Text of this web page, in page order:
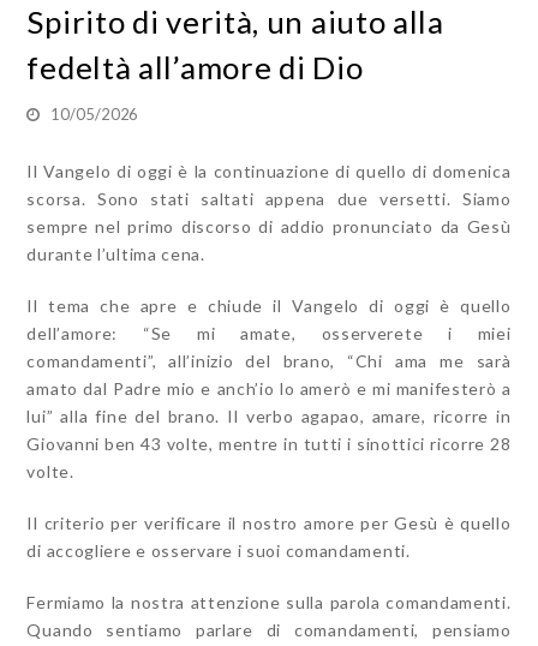
Spirito di verità, un aiuto alla
fedeltà all’amore di Dio
10/05/2026
Il Vangelo di oggi è la continuazione di quello di domenica
scorsa. Sono stati saltati appena due versetti. Siamo
sempre nel primo discorso di addio pronunciato da Gesù
durante l’ultima cena.
Il tema che apre e chiude il Vangelo di oggi è quello
dell’amore: “Se mi amate, osserverete i miei
comandamenti”, all’inizio del brano, “Chi ama me sarà
amato dal Padre mio e anch’io lo amerò e mi manifesterò a
lui” alla fine del brano. Il verbo agapao, amare, ricorre in
Giovanni ben 43 volte, mentre in tutti i sinottici ricorre 28
volte.
Il criterio per verificare il nostro amore per Gesù è quello
di accogliere e osservare i suoi comandamenti.
Fermiamo la nostra attenzione sulla parola comandamenti.
Quando sentiamo parlare di comandamenti, pensiamo